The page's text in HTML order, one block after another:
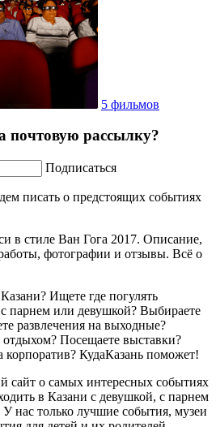
5 фильмов
почтовую рассылку?
Подписаться
писать о предстоящих событиях
в стиле Ван Гога 2017. Описание,
фотографии и отзывы. Всё о
Ищете где погулять
с парнем или девушкой? Выбираете
развлечения на выходные?
Посещаете выставки?
корпоратив? КудаКазань поможет!
сайт о самых интересных событиях
в Казани с девушкой, с парнем
нас только лучшие события, музеи